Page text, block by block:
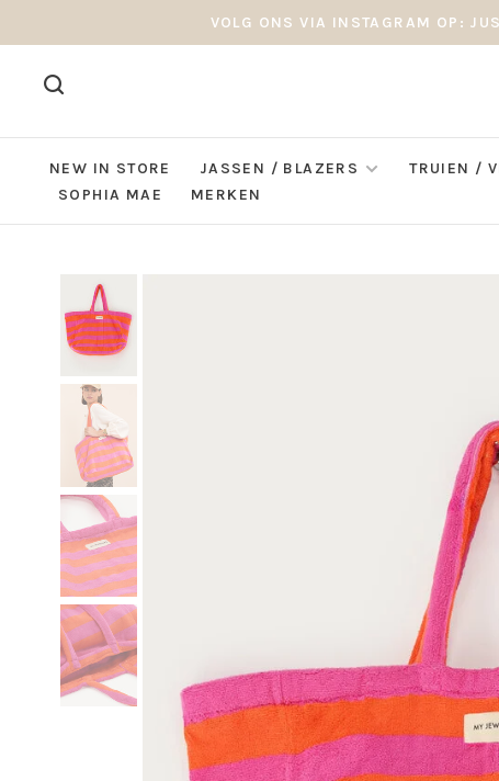
VOLG ONS VIA INSTAGRAM OP:
NEW IN STORE JASSEN / BLAZERS TRUIEN /
SOPHIA MAE
MERKEN